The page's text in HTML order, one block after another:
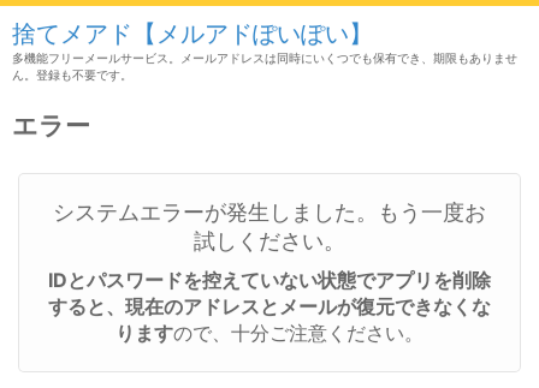
捨てメアド【メルアドぽいぽい】
多機能フリーメールサービス。メールアドレスは同時にいくつでも保有でき、期限もありませ
ん。登録も不要です。
エラー
システムエラーが発生しました。もう一度お
試しください。
IDとパスワードを控えていない状態でアプリを削除
すると、現在のアドレスとメールが復元できなくな
りますので、十分ご注意ください。